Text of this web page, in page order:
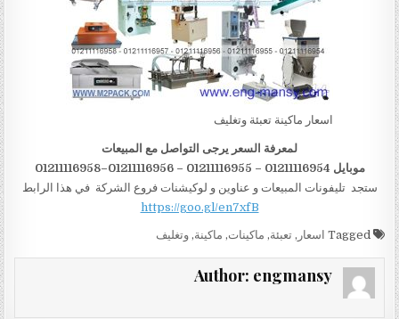
اسعار ماكينة تعبئة وتغليف
لمعرفة السعر يرجى التواصل مع المبيعات
موبايل 01211116954 – 01211116955 – 01211116956–01211116958
ستجد تليفونات المبيعات و عناوين و لوكيشنات فروع الشركة في هذا الرابط
https://goo.gl/en7xfB
Tagged اسعار ,تعبئة, ماكينات, ماكينة,وتغليف
Author: engmansy